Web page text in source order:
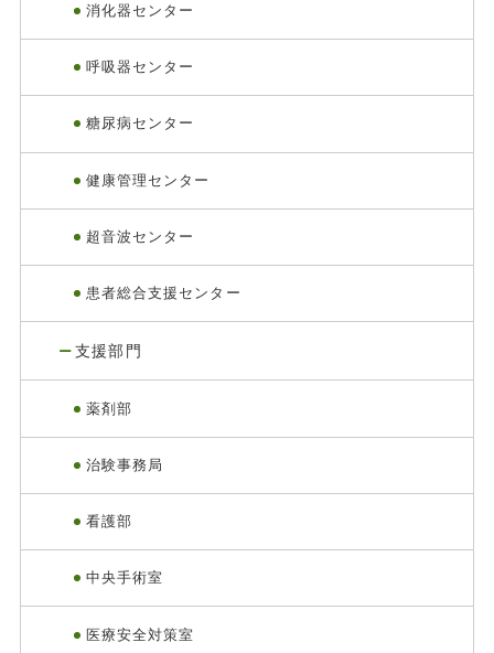
消化器センター
呼吸器センター
糖尿病センター
健康管理センター
超音波センター
患者総合支援センター
支援部門
薬剤部
治験事務局
看護部
中央手術室
医療安全対策室